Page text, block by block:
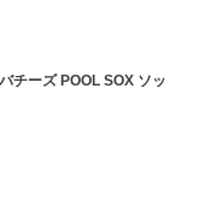
チーズ POOL SOX ソッ